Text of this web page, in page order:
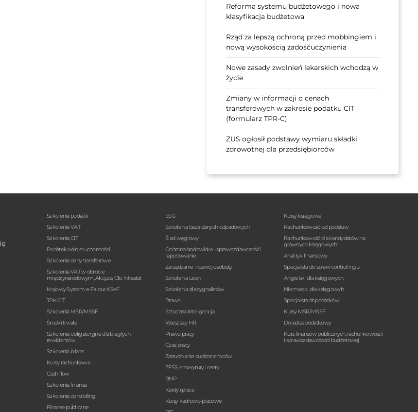
Reforma systemu budżetowego i nowa
klasyfikacja budżetowa
Rząd za lepszą ochroną przed mobbingiem i
nową wysokością zadośćuczynienia
Nowe zasady zwolnień lekarskich wchodzą w
życie
Zmiany w informacji o cenach
transferowych w zakresie podatku CIT
(formularz TPR-C)
ZUS ogłosił podstawy wymiaru składki
zdrowotnej dla przedsiębiorców
Szkolenia podatki
Szkolenia VAT
Szkolenia CIT
Podatek od nieruchomości
Szkolenia ceny transferowe
Szkolenia VAT w obrocie
międzynarodowym, Akcyza, Cło, Intrastat
Krajowy System e-Faktur KSeF
JPK CIT
Szkolenia MSR/MSSF
Środki trwałe
Szkolenia obligatoryjne dla biegłych
rewidentów
Szkolenia bilans
Kursy rachunkowe
Cash flow
Szkolenia finanse
Szkolenia controlling
Finanse publiczne
ESG
Szkolenia baza danych odpadowych
Ślad węglowy
Ochrona środowiska - sprawozdawczość i
raportowanie
Zarządzanie i rozwój osobisty
Szkolenia Lean
Szkolenia dla sygnalistów
Prawo
Sztuczna inteligencja
Warsztaty HR
Prawo pracy
Czas pracy
Zatrudnianie cudzoziemców
ZFŚS, emerytury i renty
BHP
Kardy i płace
Kursy kadrowo-płacowe
Kursy księgowe
Rachunkowość od podstaw
Rachunkowość dla kandydatów na
głównych księgowych
Analityk finansowy
Specjalista do spraw controllingu
Angielski dla księgowych
Niemiecki dla księgowyh
Specjalista ds podatków
Kursy MSR/MSSF
Doradca podatkowy
Kurs finansów publicznych, rachunkowości
i sprawozdawczości budżetowej